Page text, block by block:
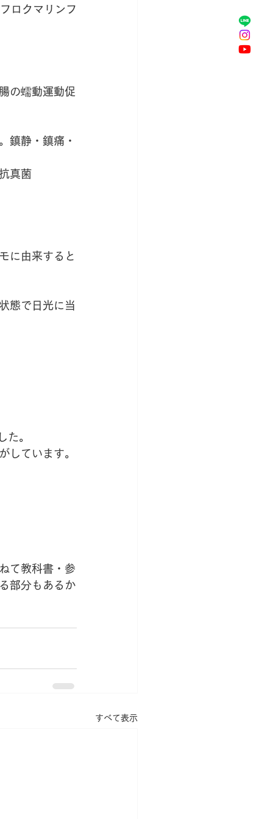
ロクマリンフ
の蠕動運動促
鎮静・鎮痛・
真菌
に由来すると
態で日光に当
た。
しています。
て教科書・参
部分もあるか
すべて表示